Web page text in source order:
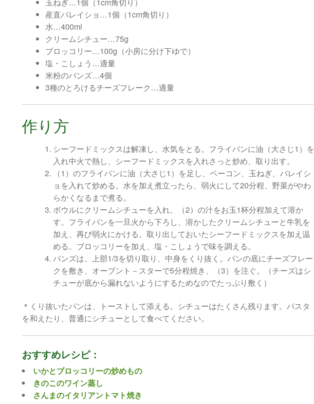
産直バレイショ…1個（1cm角切り）
水…400ml
クリームシチュー…75g
ブロッコリー…100g（小房に分け下ゆで）
塩・こしょう…適量
米粉のバンズ…4個
3種のとろけるチーズフレーク…適量
作り方
シーフードミックスは解凍し、水気をとる。フライパンに油（大さじ1）を
入れ中火で熱し、シーフードミックスを入れさっと炒め、取り出す。
（1）のフライパンに油（大さじ1）を足し、ベーコン、玉ねぎ、バレイシ
ョを入れて炒める。水を加え煮立ったら、弱火にして20分程、野菜がやわ
らかくなるまで煮る。
ボウルにクリームシチューを入れ、（2）の汁をお玉1杯分程加えて溶か
す。フライパンを一旦火から下ろし、溶かしたクリームシチューと牛乳を
加え、再び弱火にかける。取り出しておいたシーフードミックスを加え温
める。ブロッコリーを加え、塩・こしょうで味を調える。
バンズは、上部1/3を切り取り、中身をくり抜く。パンの底にチーズフレー
クを敷き、オーブント－スターで5分程焼き、（3）を注ぐ。（チーズはシ
チューが底から漏れないようにするためなのでたっぷり敷く）
＊くり抜いたパンは、トーストして添える。シチューはたくさん残ります。パスタ
を和えたり、普通にシチューとして食べてください。
おすすめレシピ：
いかとブロッコリーの炒めもの
きのこのワイン蒸し
さんまのイタリアントマト焼き